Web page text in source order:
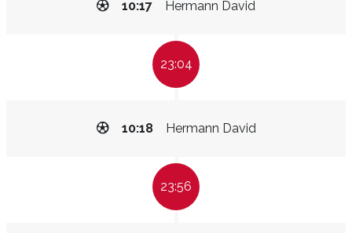
Hermann David
10:17
23:04
Hermann David
10:18
23:56